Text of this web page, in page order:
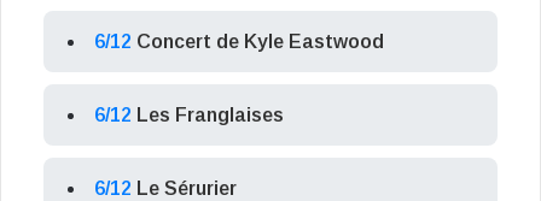
6/12 Concert de Kyle Eastwood
6/12 Les Franglaises
6/12 Le Sérurier